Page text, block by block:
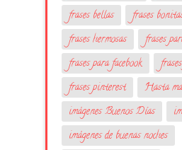
frases bellas
frases
frases hermosas
frases
frases para facebook
frases pinterest
Hasta
imágenes Buenos Días
imágenes de buenas noches